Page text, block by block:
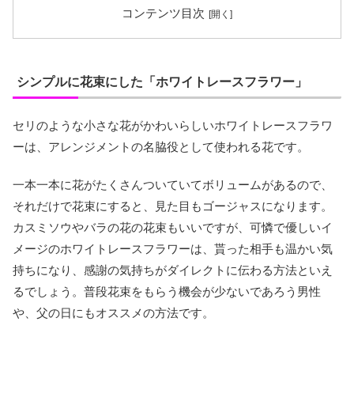
コンテンツ目次
シンプルに花束にした「ホワイトレースフラワー」
セリのような小さな花がかわいらしいホワイトレースフラワ
ーは、アレンジメントの名脇役として使われる花です。
一本一本に花がたくさんついていてボリュームがあるので、
それだけで花束にすると、見た目もゴージャスになります。
カスミソウやバラの花の花束もいいですが、可憐で優しいイ
メージのホワイトレースフラワーは、貰った相手も温かい気
持ちになり、感謝の気持ちがダイレクトに伝わる方法といえ
るでしょう。普段花束をもらう機会が少ないであろう男性
や、父の日にもオススメの方法です。